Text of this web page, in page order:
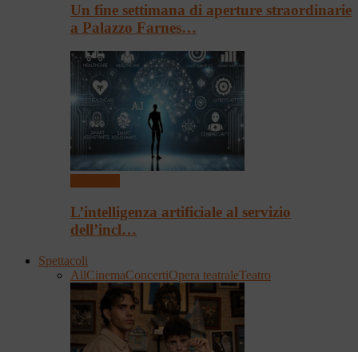
Un fine settimana di aperture straordinarie
a Palazzo Farnes…
L’intelligenza artificiale al servizio
dell’incl…
Spettacoli
AllCinemaConcertiOpera teatraleTeatro